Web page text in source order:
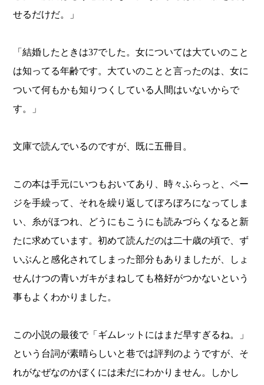
せるだけだ。」
「結婚したときは37でした。女については大ていのこと
は知ってる年齢です。大ていのことと言ったのは、女に
ついて何もかも知りつくしている人間はいないからで
す。」
文庫で読んでいるのですが、既に五冊目。
この本は手元にいつもおいてあり、時々ふらっと、ペー
ジを手繰って、それを繰り返してぼろぼろになってしま
い、糸がほつれ、どうにもこうにも読みづらくなると新
たに求めています。初めて読んだのは二十歳の頃で、ず
いぶんと感化されてしまった部分もありましたが、しょ
せんけつの青いガキがまねしても格好がつかないという
事もよくわかりました。
この小説の最後で「ギムレットにはまだ早すぎるね。」
という台詞が素晴らしいと巷では評判のようですが、そ
れがなぜなのかぼくには未だにわかりません。しかし